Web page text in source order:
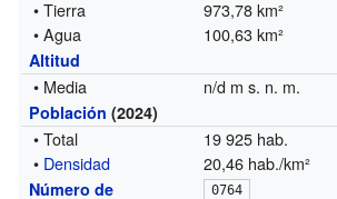
• Tierra
973,78 km²
• Agua
100,63 km²
Altitud
• Media n/d m s. n. m.
Población (2024)
• Total
19 925 hab.
• Densidad 20,46 hab./km²
Número de 0764